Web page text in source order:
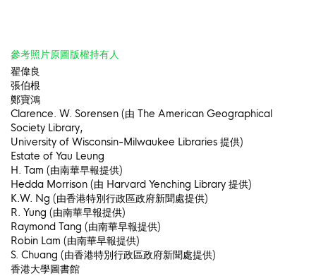
參考照片原圖版權持有人
翟偉良
張伯根
鄭寶鴻
Clarence. W. Sorensen (由 The American Geographical
Society Library,
University of Wisconsin-Milwaukee Libraries 提供)
Estate of Yau Leung
H. Tam (由南華早報提供)
Hedda Morrison (由 Harvard Yenching Library 提供)
K.W. Ng (由香港特別行政區政府新聞處提供)
R. Yung (由南華早報提供)
Raymond Tang (由南華早報提供)
Robin Lam (由南華早報提供)
S. Chuang (由香港特別行政區政府新聞處提供)
香港大學圖書館